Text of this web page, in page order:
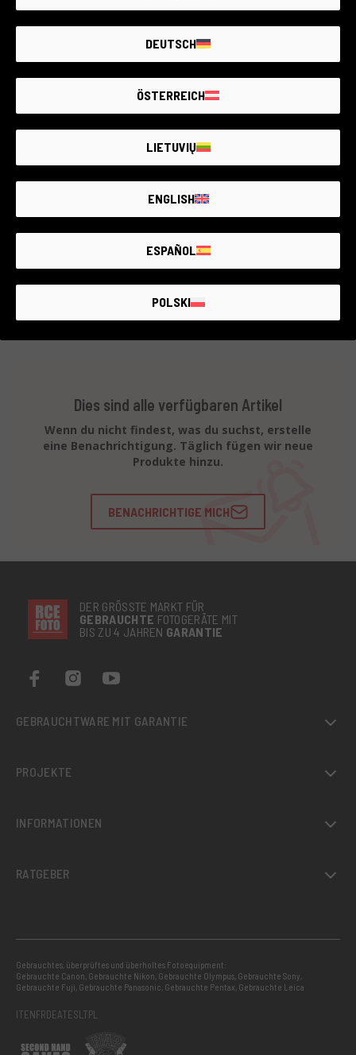
Code 024DOBSO0000436514
Viltrox Mount Adapter NIKON F / SONY E-MOUNT
Sony
1 Jahr Garantie
Einige leichte Gebrauchsspuren
RCE Foto - Lyon
Dies sind alle verfügbaren Artikel
Wenn du nicht findest, was du suchst, erstelle
eine Benachrichtigung. Täglich fügen wir neue
Produkte hinzu.
BENACHRICHTIGE MICH
DER GRÖSSTE MARKT FÜR
GEBRAUCHTE FOTOGERÄTE MIT
BIS ZU 4 JAHREN GARANTIE
GEBRAUCHTWARE MIT GARANTIE
PROJEKTE
INFORMATIONEN
RATGEBER
Gebrauchtes, überprüftes und überholtes Fotoequipment:
Gebrauchte Canon, Gebrauchte Nikon, Gebrauchte Olympus, Gebrauchte Sony,
Gebrauchte Fuji, Gebrauchte Panasonic, Gebrauchte Pentax, Gebrauchte Leica
ITENFRDEATESLTPL
DEUTSCH
ÖSTERREICH
LIETUVIŲ
ENGLISH
ESPAÑOL
POLSKI